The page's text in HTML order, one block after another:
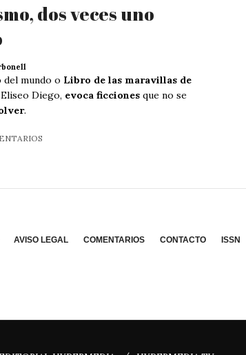
dos veces uno
del mundo o Libro de las maravillas de
Eliseo Diego, evoca ficciones que no se
.
AVISO LEGAL COMENTARIOS CONTACTO ISSN